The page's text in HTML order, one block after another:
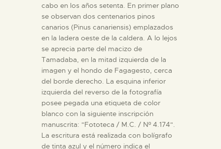
cabo en los años setenta. En primer plano
se observan dos centenarios pinos
canarios (Pinus canariensis) emplazados
en la ladera oeste de la caldera. A lo lejos
se aprecia parte del macizo de
Tamadaba, en la mitad izquierda de la
imagen y el hondo de Fagagesto, cerca
del borde derecho. La esquina inferior
izquierda del reverso de la fotografía
posee pegada una etiqueta de color
blanco con la siguiente inscripción
manuscrita: "Fototeca / M.C. / Nº 4.174".
La escritura está realizada con bolígrafo
de tinta azul y el número indica el